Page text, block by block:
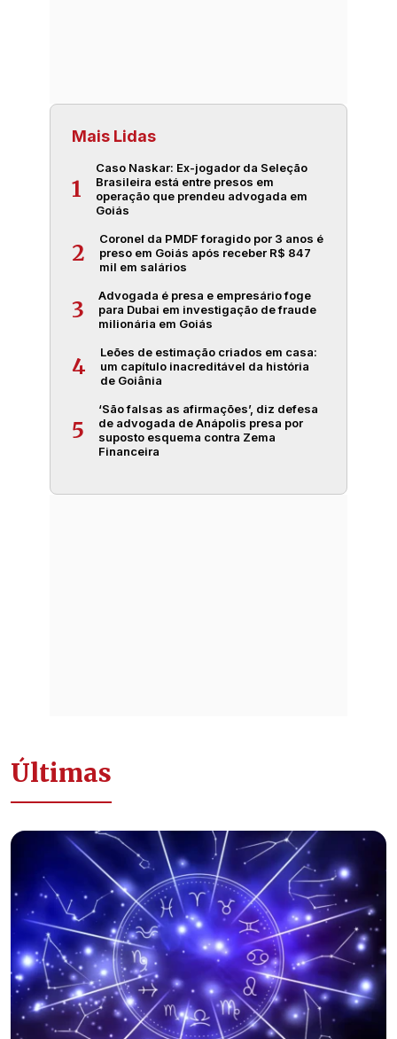
Mais Lidas
1
Caso Naskar: Ex-jogador da Seleção
Brasileira está entre presos em
operação que prendeu advogada em
Goiás
2
Coronel da PMDF foragido por 3 anos é
preso em Goiás após receber R$ 847
mil em salários
3
Advogada é presa e empresário foge
para Dubai em investigação de fraude
milionária em Goiás
4
Leões de estimação criados em casa:
um capítulo inacreditável da história
de Goiânia
5
‘São falsas as afirmações’, diz defesa
de advogada de Anápolis presa por
suposto esquema contra Zema
Financeira
Últimas